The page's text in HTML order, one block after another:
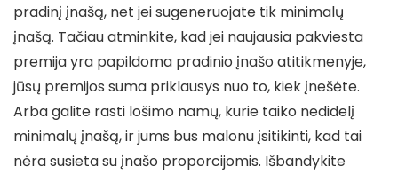
pradinį įnašą, net jei sugeneruojate tik minimalų
įnašą. Tačiau atminkite, kad jei naujausia pakviesta
premija yra papildoma pradinio įnašo atitikmenyje,
jūsų premijos suma priklausys nuo to, kiek įnešėte.
Arba galite rasti lošimo namų, kurie taiko nedidelį
minimalų įnašą, ir jums bus malonu įsitikinti, kad tai
nėra susieta su įnašo proporcijomis. Išbandykite